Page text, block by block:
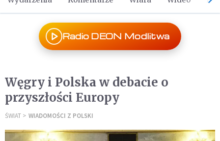
Radio DEON Modlitwa
Węgry i Polska w debacie o
przyszłości Europy
ŚWIAT WIADOMOŚCI Z POLSKI